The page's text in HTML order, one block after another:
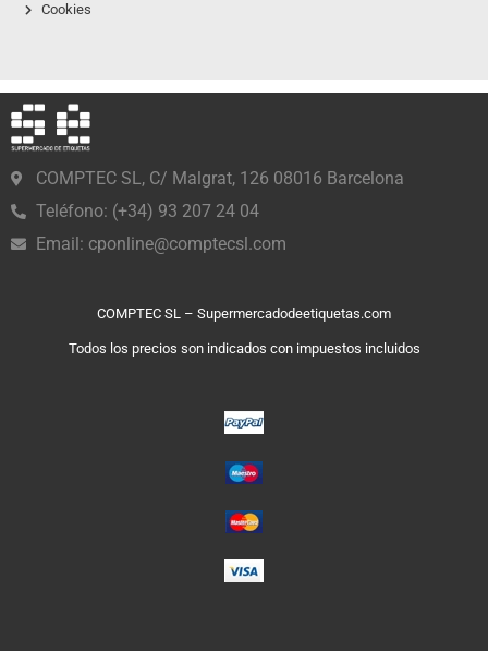
Cookies
COMPTEC SL, C/ Malgrat, 126 08016 Barcelona
Teléfono: (+34) 93 207 24 04
Email: cponline@comptecsl.com
COMPTEC SL – Supermercadodeetiquetas.com
Todos los precios son indicados con impuestos incluidos